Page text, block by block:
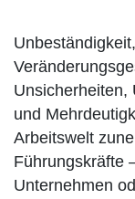
Unsicherheiten,
und
Arbeitswelt
Führungskräfte
Unternehmen